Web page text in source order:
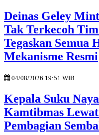
Deinas Geley
Tak Terkecoh
Tegaskan Semua
Mekanisme Resmi
04/08/2026 19:51 WIB
Kepala Suku
Kamtibmas
Pembagian